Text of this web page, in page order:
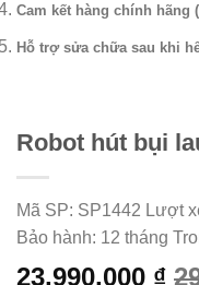
Cam kết hàng chính hãng
Hỗ trợ sửa chữa sau khi
Robot hút bụi
Mã SP: SP1442 Lượt
Bảo hành: 12 tháng
23,990,000 ₫